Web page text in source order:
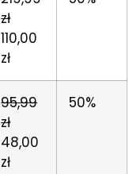
zł
110,00
zł
95,99
zł
48,00
zł
50%